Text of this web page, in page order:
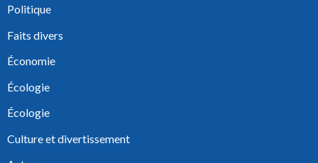
Politique
Faits divers
Économie
Écologie
Écologie
Culture et divertissement